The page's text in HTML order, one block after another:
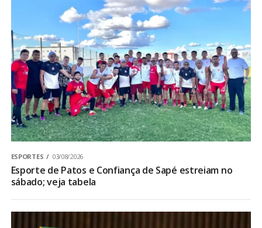
ESPORTES 03/08/2026
Esporte de Patos e Confiança de Sapé estreiam no
sábado; veja tabela